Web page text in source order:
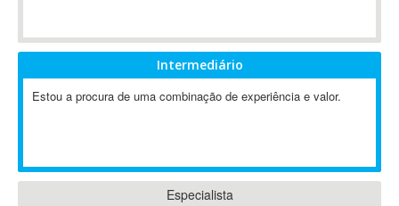
ABAP
Abaqus
ABBYY FineReader
Ableton
Intermediário
Estou a procura de uma combinação de experiência e valor.
Especialista